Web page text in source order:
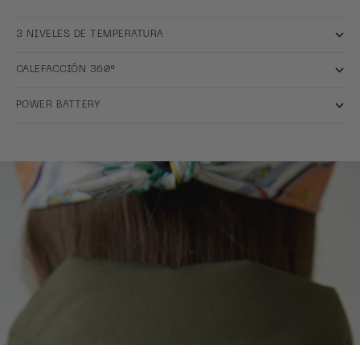
3 NIVELES DE TEMPERATURA
CALEFACCIÓN 360º
POWER BATTERY